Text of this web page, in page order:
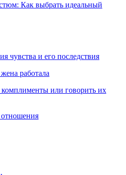
Как выбрать идеальный
чувства и его последствия
работала
комплименты или говорить их